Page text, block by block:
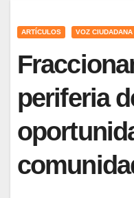
ARTÍCULOS VOZ CIUDADANA
periferia